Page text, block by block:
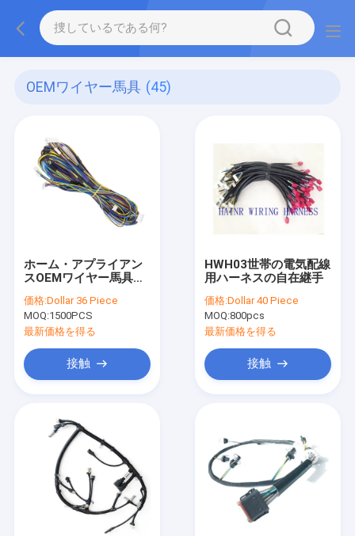
OEMワイヤー馬具 (45)
ホーム・アプライアン
スOEMワイヤー馬具
価格:Dollar 36 Piece
MOQ:1500PCS
最新価格を得る
接触
HWH03世帯の電気配線
用ハーネスの自在継手
価格:Dollar 40 Piece
MOQ:800pcs
最新価格を得る
接触